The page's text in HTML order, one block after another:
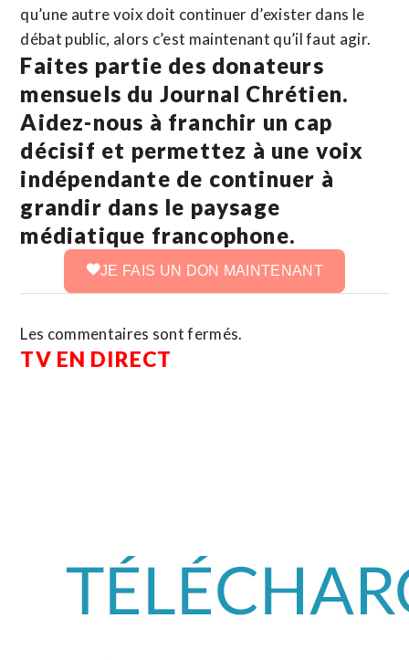
qu’une autre voix doit continuer d’exister dans le
débat public, alors c’est maintenant qu’il faut agir.
Faites partie des donateurs
mensuels du Journal Chrétien.
Aidez-nous à franchir un cap
décisif et permettez à une voix
indépendante de continuer à
grandir dans le paysage
médiatique francophone.
JE FAIS UN DON MAINTENANT
Les commentaires sont fermés.
TV EN DIRECT